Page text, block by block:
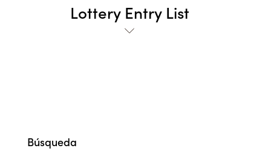
Lottery Entry List
Búsqueda